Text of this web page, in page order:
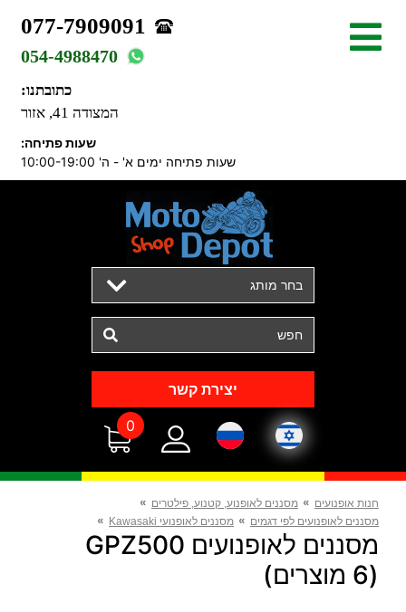
077-7909091
054-4988470
כתובתנו:
המצודה 41, אזור
שעות פתיחה:
שעות פתיחה ימים א' - ה' 10:00-19:00
בחר מותג
יצירת קשר
0
חנות אופנועים » מסננים לאופנוע, קטנוע, פילטרים »
מסננים לאופנועים לפי דגמים » מסננים לאופנועי Kawasaki »
מסננים לאופנועים GPZ500
(6 מוצרים)